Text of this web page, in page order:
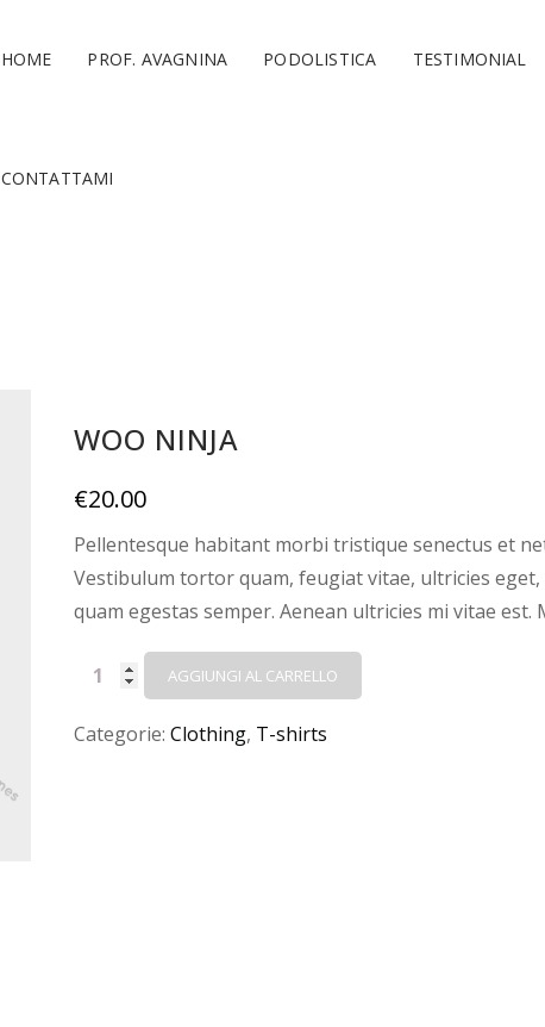
HOME PROF. AVAGNINA PODOLISTICA TESTIMONIAL
CONTATTAMI
WOO NINJA
€20.00
Pellentesque habitant morbi tristique senectus et
Vestibulum tortor quam, feugiat vitae, ultricies
quam egestas semper. Aenean ultricies mi vitae est.
Woo
quantità
AGGIUNGI AL CARRELLO
Categorie: Clothing, T-shirts